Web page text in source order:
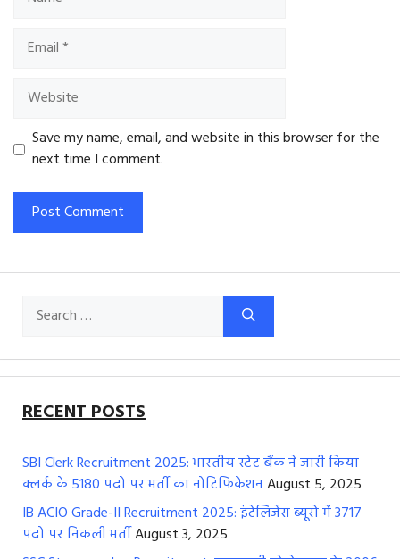
Email
Website
Save my name, email, and website in this browser for the
next time I comment.
Search
for:
RECENT POSTS
SBI Clerk Recruitment 2025: भारतीय स्टेट बैंक ने जारी किया
क्लर्क के 5180 पदो पर भर्ती का नोटिफिकेशनAugust 5, 2025
IB ACIO Grade-II Recruitment 2025: इंटेलिजेंस ब्यूरो में 3717
पदो पर निकली भर्तीAugust 3, 2025